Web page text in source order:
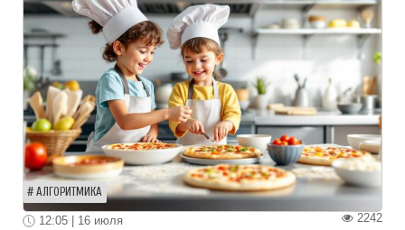
АЛГОРИТМИКА
2242
12:05 | 16 июля